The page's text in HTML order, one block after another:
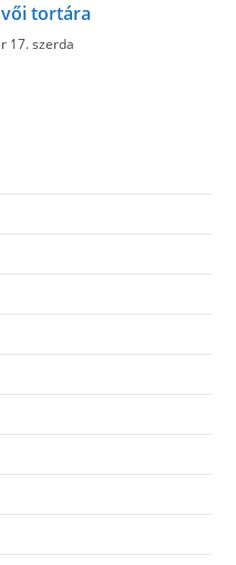
tortára
17. szerda